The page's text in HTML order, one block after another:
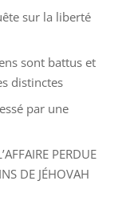
sur la liberté
sont battus et
distinctes
par une
PERDUE
DE JÉHOVAH